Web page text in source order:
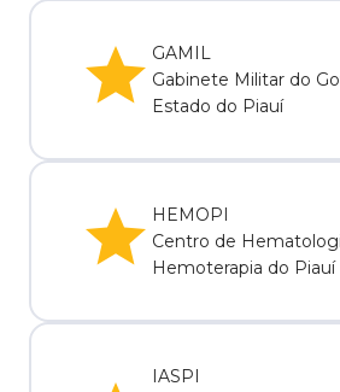
GAMIL
Gabinete Militar do
Estado do Piauí
HEMOPI
Centro de
Hemoterapia do Piauí
IASPI